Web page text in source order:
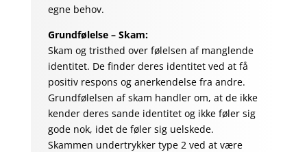
egne behov.
Grundfølelse – Skam:
Skam og tristhed over følelsen af manglende
identitet. De finder deres identitet ved at få
positiv respons og anerkendelse fra andre.
Grundfølelsen af skam handler om, at de ikke
kender deres sande identitet og ikke føler sig
gode nok, idet de føler sig uelskede.
Skammen undertrykker type 2 ved at være